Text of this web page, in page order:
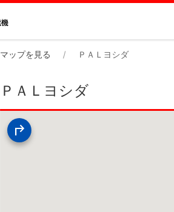
マップを見る ＰＡＬヨシダ
ＰＡＬヨシダ